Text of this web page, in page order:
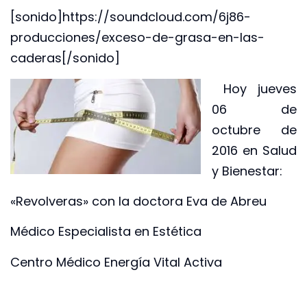
[sonido]https://soundcloud.com/6j86-
producciones/exceso-de-grasa-en-las-
caderas[/sonido]
Hoy jueves
06 de
octubre de
2016 en Salud
y Bienestar:
«Revolveras» con la doctora Eva de Abreu
Médico Especialista en Estética
Centro Médico Energía Vital Activa